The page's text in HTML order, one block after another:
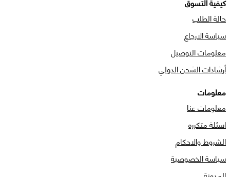
حالة الطلب
سياسة الارجاع
معلومات التوصيل
أرشادات الشحن الدولي
معلومات
معلومات عنا
اسئلة متكرره
الشروط والاحكام
سياسة الخصوصية